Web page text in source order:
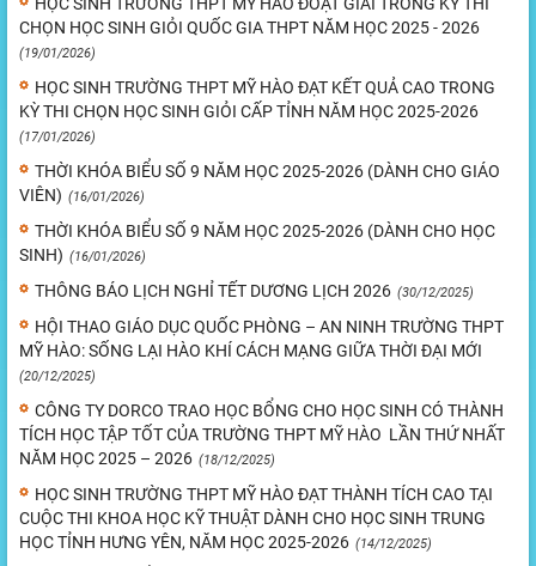
CHỌN HỌC SINH GIỎI QUỐC GIA THPT NĂM HỌC 2025 - 2026
(19/01/2026)
HỌC SINH TRƯỜNG THPT MỸ HÀO ĐẠT KẾT QUẢ CAO TRONG
KỲ THI CHỌN HỌC SINH GIỎI CẤP TỈNH NĂM HỌC 2025-2026
(17/01/2026)
THỜI KHÓA BIỂU SỐ 9 NĂM HỌC 2025-2026 (DÀNH CHO GIÁO
VIÊN) (16/01/2026)
THỜI KHÓA BIỂU SỐ 9 NĂM HỌC 2025-2026 (DÀNH CHO HỌC
SINH) (16/01/2026)
THÔNG BÁO LỊCH NGHỈ TẾT DƯƠNG LỊCH 2026 (30/12/2025)
HỘI THAO GIÁO DỤC QUỐC PHÒNG – AN NINH TRƯỜNG THPT
MỸ HÀO: SỐNG LẠI HÀO KHÍ CÁCH MẠNG GIỮA THỜI ĐẠI MỚI
(20/12/2025)
CÔNG TY DORCO TRAO HỌC BỔNG CHO HỌC SINH CÓ THÀNH
TÍCH HỌC TẬP TỐT CỦA TRƯỜNG THPT MỸ HÀO LẦN THỨ NHẤT
NĂM HỌC 2025 – 2026 (18/12/2025)
HỌC SINH TRƯỜNG THPT MỸ HÀO ĐẠT THÀNH TÍCH CAO TẠI
CUỘC THI KHOA HỌC KỸ THUẬT DÀNH CHO HỌC SINH TRUNG
HỌC TỈNH HƯNG YÊN, NĂM HỌC 2025-2026 (14/12/2025)